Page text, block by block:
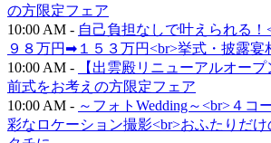
の方限定フェア
10:00 AM - 自己負担なしで叶えられる！
９８万円➡１５３万円<br>挙式・披露宴
10:00 AM -
【出雲殿リニューアルオー
前式をお考えの方限定フェア
10:00 AM - ～フォトWedding～<br>４コ
彩なロケーション撮影<br>おふたりだ